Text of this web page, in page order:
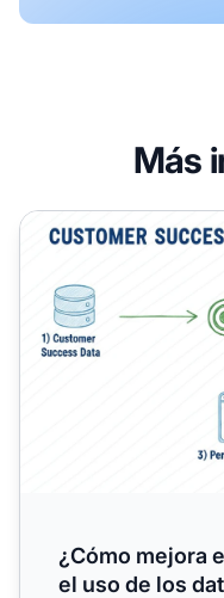
Más
¿Cómo mejora el
¿Cómo mejora
el uso de los